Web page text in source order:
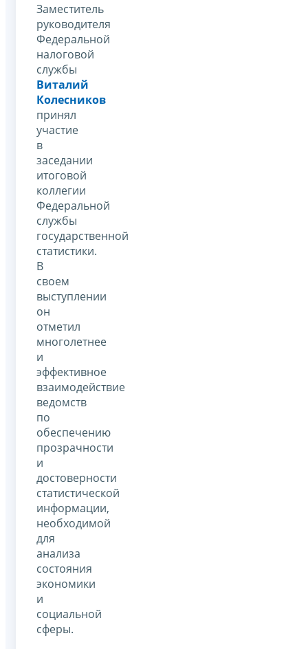
Заместитель
руководителя
Федеральной
налоговой
службы
Виталий
Колесников
принял
участие
в
заседании
итоговой
коллегии
Федеральной
службы
государственной
статистики.
В
своем
выступлении
он
отметил
многолетнее
и
эффективное
взаимодействие
ведомств
по
обеспечению
прозрачности
и
достоверности
статистической
информации,
необходимой
для
анализа
состояния
экономики
и
социальной
сферы.